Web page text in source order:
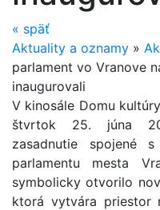
« späť
Aktuality a oznamy »
parlament vo Vranove
inaugurovali
V kinosále Domu
štvrtok 25. júna
zasadnutie spojené s
parlamentu mesta
symbolicky otvorilo
ktorá vytvára priestor